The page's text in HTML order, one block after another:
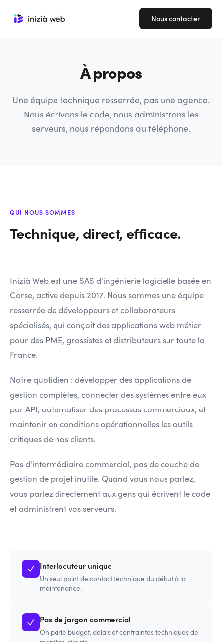
Nous contacter
À propos
Une équipe technique resserrée, pas une agence.
Nous écrivons le code, nous administrons les
serveurs, nous répondons au téléphone.
QUI NOUS SOMMES
Technique, direct, efficace.
Inizià Web est une SAS d'ingénierie logicielle basée en
Corse, active depuis 2017. Nous sommes une équipe
resserrée de développeurs et collaborateurs
spécialisés, qui conçoit des applications web métier
pour des PME, grossistes et distributeurs sur toute la
France.
Notre quotidien : développer des applications de
gestion complètes, connecter des systèmes entre eux
par API, automatiser des processus commerciaux, et
maintenir en conditions opérationnelles les outils
critiques de nos clients.
Pas d'intermédiaire commercial, pas de couche de
gestion de projet inutile. Quand vous nous parlez,
vous parlez directement aux gens qui écrivent le code
et administrent vos serveurs.
Interlocuteur unique
Un seul point de contact technique du début à la
maintenance.
Pas de jargon commercial
On parle budget, délais et contraintes techniques de